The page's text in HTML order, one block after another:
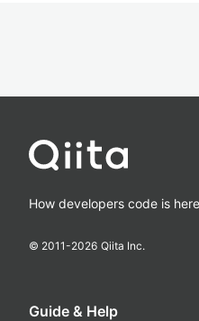
How developers code is
© 2011-2026 Qiita Inc.
Guide & Help